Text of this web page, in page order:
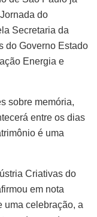
do
Secretaria da
do Governo Estado
Energia e
sobre memória,
entre os dias
é uma
Criativas do
em nota
uma celebração, a